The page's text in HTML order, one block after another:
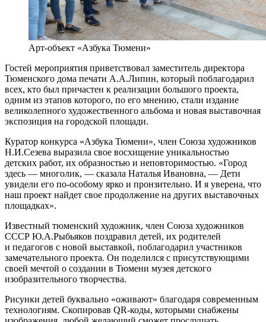
Арт-объект «Азбука Тюмени»
Гостей мероприятия приветствовал заместитель директора
Тюменского дома печати А.А.Липин, который поблагодарил
всех, кто был причастен к реализации большого проекта,
одним из этапов которого, по его мнению, стали издание
великолепного художественного альбома и новая выставочная
экспозиция на городской площади.
Куратор конкурса «Азбука Тюмени», член Союза художников
Н.И.Сезева выразила свое восхищение уникальностью
детских работ, их образностью и неповторимостью. «Город
здесь — многолик, — сказала Наталья Ивановна, — Дети
увидели его по-особому ярко и пронзительно. И я уверена, что
наш проект найдет свое продолжение на других выставочных
площадках».
Известный тюменский художник, член Союза художников
СССР Ю.А.Рыбьяков поздравил детей, их родителей
и педагогов с новой выставкой, поблагодарил участников
замечательного проекта. Он поделился с присутствующими
своей мечтой о создании в Тюмени музея детского
изобразительного творчества.
Рисунки детей буквально «оживают» благодаря современным
технологиям. Скопировав QR-коды, которыми снабжены